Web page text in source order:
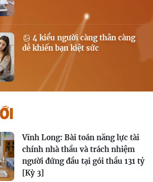
4 kiểu người càng thân càng
dễ khiến bạn kiệt sức
Vĩnh Long: Bài toán năng lực tài
chính nhà thầu và trách nhiệm
người đứng đầu tại gói thầu 131 tỷ
[Kỳ 3]